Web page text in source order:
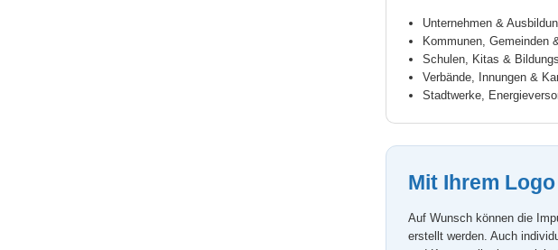
Unternehmen &
Kommunen, Gemeinden
Schulen, Kitas &
Verbände, Innungen &
Stadtwerke,
Mit Ihrem
Auf Wunsch können die
erstellt werden. Auch